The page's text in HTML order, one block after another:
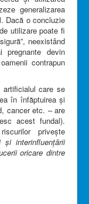
generalizarea
Dacă o concluzie
utilizare poate fi
neexistând
devin
contrapun
care se
în înfăptuirea și
cancer etc. – are
acest fundal).
privește
și interinfluențării
oricare dintre